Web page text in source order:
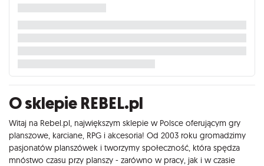
O sklepie REBEL.pl
Witaj na Rebel.pl, największym sklepie w Polsce oferującym gry
planszowe, karciane, RPG i akcesoria! Od 2003 roku gromadzimy
pasjonatów planszówek i tworzymy społeczność, która spędza
mnóstwo czasu przy planszy - zarówno w pracy, jak i w czasie